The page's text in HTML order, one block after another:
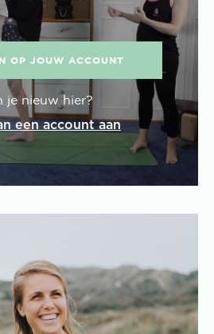
OP JOUW ACCOUNT
je nieuw hier?
een account aan